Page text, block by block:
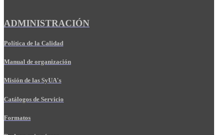
ADMINISTRACIÓN
Política de la Calidad
Manual de organización
Misión de las SyUA's
Catálogos de Servicio
Formatos